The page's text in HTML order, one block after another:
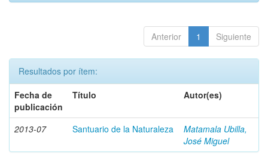
Anterior 1 Siguiente
Resultados por ítem:
Fecha de
publicación
Título Autor(es)
2013-07 Santuario de la Naturaleza
Matamala Ubilla,
José Miguel